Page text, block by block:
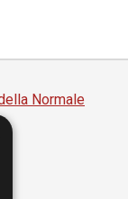
Normale